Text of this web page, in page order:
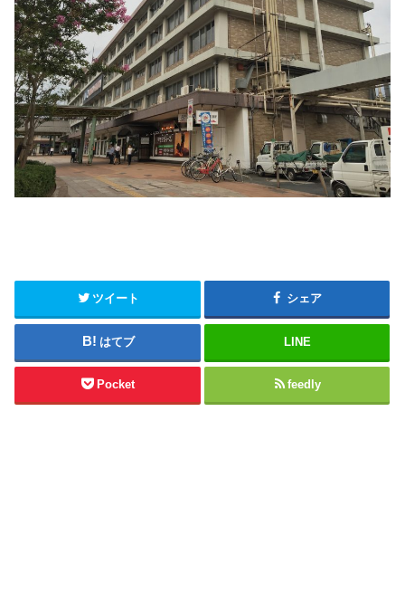
ツイート シェア
はてブ LINE
Pocket feedly